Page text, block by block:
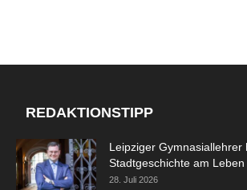
REDAKTIONSTIPP
Leipziger Gymnasiallehrer
Stadtgeschichte am Leben
28. Juli 2026